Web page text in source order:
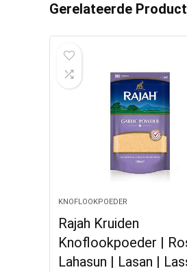
Gerelateerde
KNOFLOOKPOEDER
Rajah Kruiden
Knoflookpoeder |
Lahasun | Lasan |